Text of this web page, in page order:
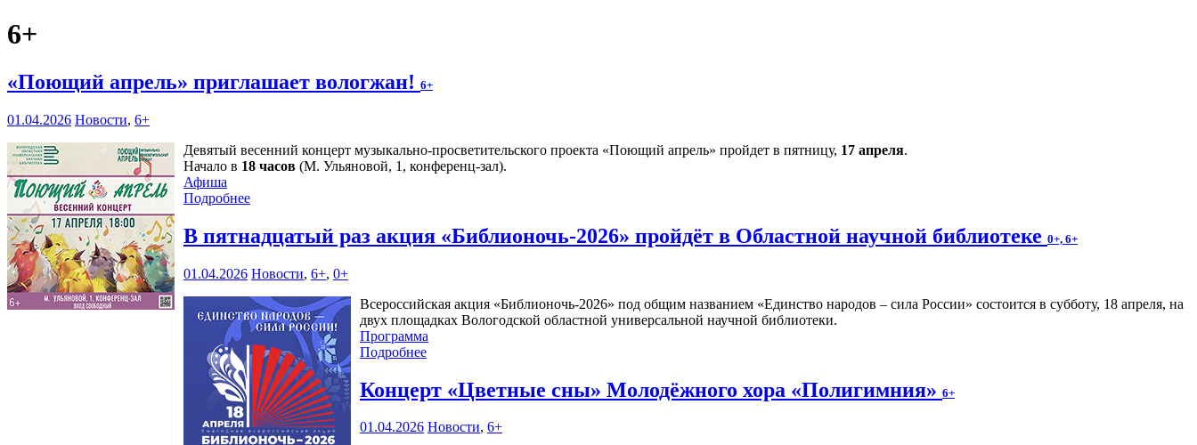
6+
«Поющий апрель» приглашает вологжан! 6+
01.04.2026 Новости, 6+
Девятый весенний концерт музыкально-просветительского проекта «Поющий апрель» пройдет в пятницу, 17 апреля.
Начало в 18 часов (М. Ульяновой, 1, конференц-зал).
Афиша
Подробнее
В пятнадцатый раз акция «Библионочь-2026» пройдёт в Областной научной библиотеке 0+, 6+
01.04.2026 Новости, 6+, 0+
Всероссийская акция «Библионочь-2026» под общим названием «Единство народов – сила России» состоится в субботу, 18 апреля, на
двух площадках Вологодской областной универсальной научной библиотеки.
Программа
Подробнее
Концерт «Цветные сны» Молодёжного хора «Полигимния» 6+
01.04.2026 Новости, 6+